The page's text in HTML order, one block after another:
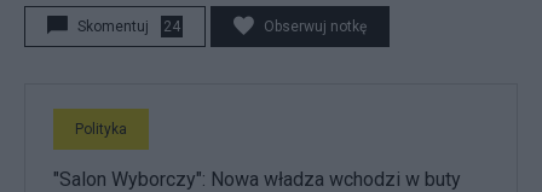
Skomentuj 24 Obserwuj notkę
Polityka
"Salon Wyborczy": Nowa władza wchodzi w buty